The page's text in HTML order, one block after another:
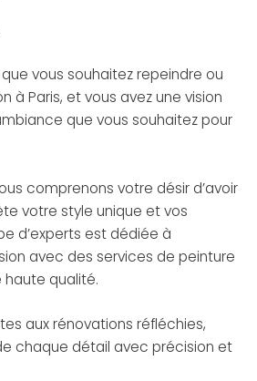
vous souhaitez repeindre ou
à Paris, et vous avez une vision
que vous souhaitez pour
comprenons votre désir d’avoir
votre style unique et vos
d’experts est dédiée à
avec des services de peinture
qualité.
aux rénovations réfléchies,
chaque détail avec précision et